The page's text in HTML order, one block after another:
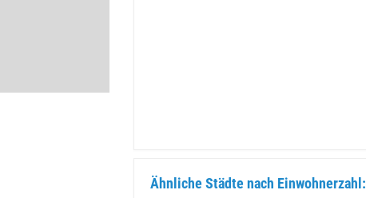
Ähnliche Städte nach Einwohnerzahl: